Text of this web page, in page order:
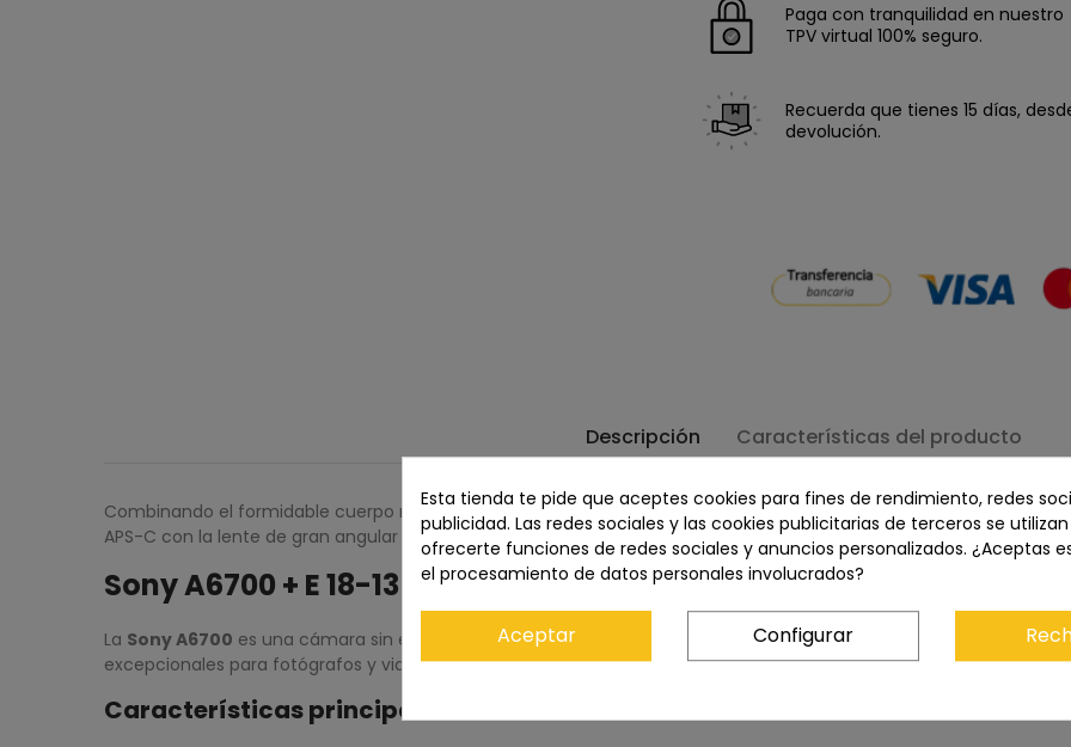
Paga con tranquilidad en nuestro
TPV virtual 100% seguro.
Recuerda que tienes 15 días,
devolución.
Descripción Características del producto
Combinando el formidable cuerpo multiherramienta sin espejo con un zoom versátil, la cámara sin espejo Sony
APS-C con la lente de gran angular a teleobjetivo medio E 18-135 mm f/3.5-5.6 OSS.
Sony A6700 + E 18-135mm f/3.5-5.6 OSS Kit
La Sony A6700 es una cámara sin espejo de alto rendimiento que, combinada con el objetivo E 18-135mm f/3.5-
excepcionales para fotógrafos y videógrafos.
Características principales:
Esta tienda te pide que aceptes cookies para fines de rendimiento, redes
publicidad. Las redes sociales y las cookies publicitarias de terceros se
ofrecerte funciones de redes sociales y anuncios personalizados. ¿Aceptas
el procesamiento de datos personales involucrados?
Aceptar Configurar